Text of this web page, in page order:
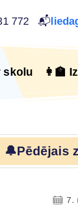
772 📬
skolu 👩‍🏫
🔔Pēdējais
7.